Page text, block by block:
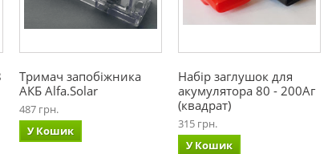
Тримач запобіжника
АКБ Alfa.Solar
487 грн.
У Кошик
Набір заглушок для
акумулятора 80 - 200Аг
(квадрат)
315 грн.
У Кошик